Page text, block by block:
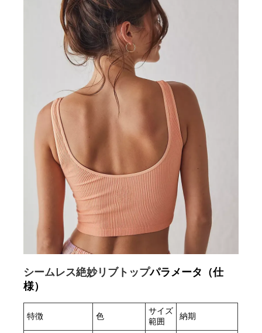
シームレス絶妙リブトップパラメータ（仕
様）
特徴 色
サイズ
範囲
納期